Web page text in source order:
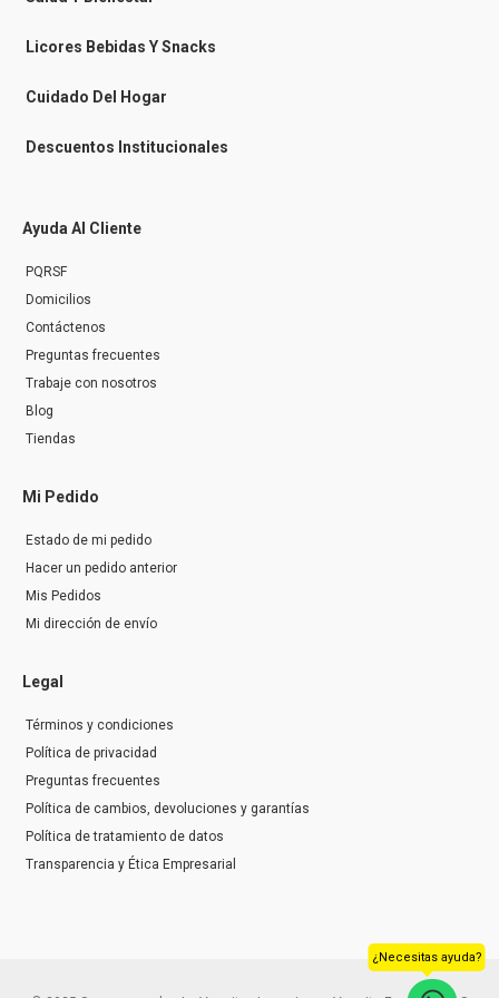
s
n
g
r
Licores Bebidas Y Snacks
Cuidado Del Hogar
Descuentos Institucionales
Ayuda Al Cliente
PQRSF
Domicilios
Contáctenos
Preguntas frecuentes
Trabaje con nosotros
Blog
Tiendas
Mi Pedido
Estado de mi pedido
Hacer un pedido anterior
Mis Pedidos
Mi dirección de envío
Legal
Términos y condiciones
Política de privacidad
Preguntas frecuentes
Política de cambios, devoluciones y garantías
Política de tratamiento de datos
Transparencia y Ética Empresarial
¿Necesitas ayuda?